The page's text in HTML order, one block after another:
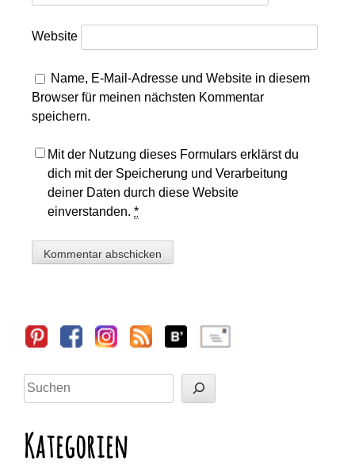
Website
Name, E-Mail-Adresse und Website in diesem
Browser für meinen nächsten Kommentar
speichern.
Mit der Nutzung dieses Formulars erklärst du
dich mit der Speicherung und Verarbeitung
deiner Daten durch diese Website
einverstanden.*
Sidebar
Suchen
Kategorien